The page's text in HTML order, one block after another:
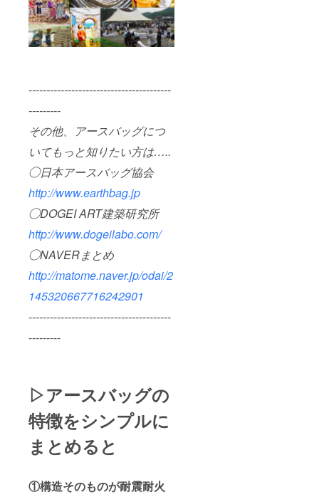
----------------------------------------
---------
その他、アースバッグにつ
いてもっと知りたい方は…..
◯日本アースバッグ協会
http://www.earthbag.jp
◯DOGEI ART建築研究所
http://www.dogeilabo.com/
◯NAVERまとめ
http://matome.naver.jp/odai/2
145320667716242901
----------------------------------------
---------
▷アースバッグの
特徴をシンプルに
まとめると
①構造そのものが耐震耐火